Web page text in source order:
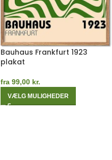
Bauhaus Frankfurt 1923
plakat
fra 99,00 kr.
VÆLG MULIGHEDER